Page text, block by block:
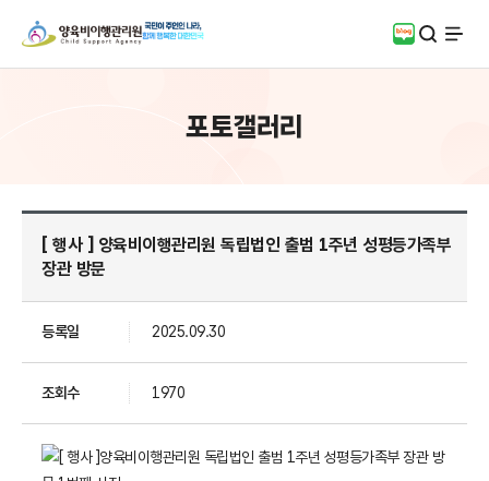
블로그검색
전체
포토갤러리
[ 행사 ] 양육비이행관리원 독립법인 출범 1주년 성평등가족부
장관 방문
등록일 2025.09.30
조회수 1970